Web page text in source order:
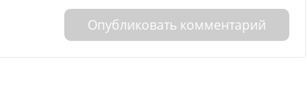
Опубликовать комментарий